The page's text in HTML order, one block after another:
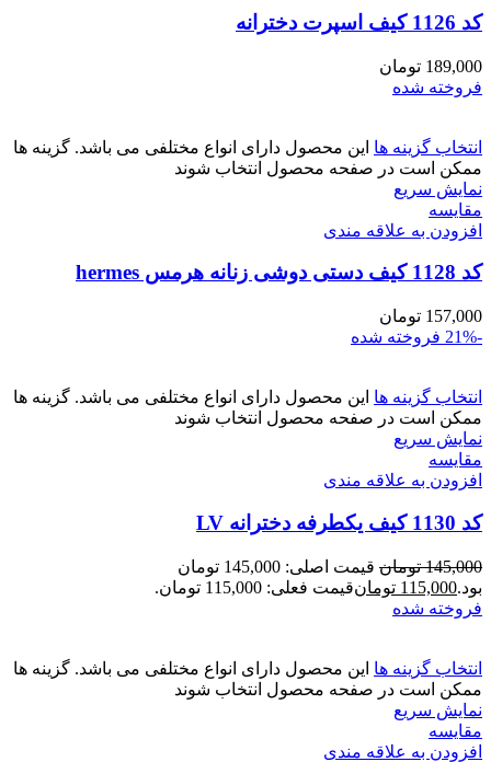
کد 1126 کیف اسپرت دخترانه
189,000 تومان
فروخته شده
انتخاب گزینه ها این محصول دارای انواع مختلفی می باشد. گزینه ها
ممکن است در صفحه محصول انتخاب شوند
نمایش سریع
مقايسه
افزودن به علاقه مندی
کد 1128 کیف دستی دوشی زنانه هرمس hermes
157,000 تومان
-21%
فروخته شده
انتخاب گزینه ها این محصول دارای انواع مختلفی می باشد. گزینه ها
ممکن است در صفحه محصول انتخاب شوند
نمایش سریع
مقايسه
افزودن به علاقه مندی
کد 1130 کیف یکطرفه دخترانه LV
145,000 تومان
قیمت اصلی: 145,000 تومان
بود.115,000 تومانقیمت فعلی: 115,000 تومان.
فروخته شده
انتخاب گزینه ها این محصول دارای انواع مختلفی می باشد. گزینه ها
ممکن است در صفحه محصول انتخاب شوند
نمایش سریع
مقايسه
افزودن به علاقه مندی